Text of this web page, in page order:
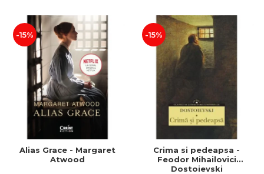
-15%
Alias Grace - Margaret
Atwood
-15%
Crima si pedeapsa -
Feodor Mihailovici
Dostoievski